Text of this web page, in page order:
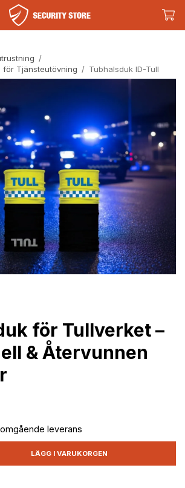
/
Tjänsteutövning / Tubhalsduk ID-Tull
för Tullverket –
& Återvunnen
leverans
LÄGG I VARUKORGEN